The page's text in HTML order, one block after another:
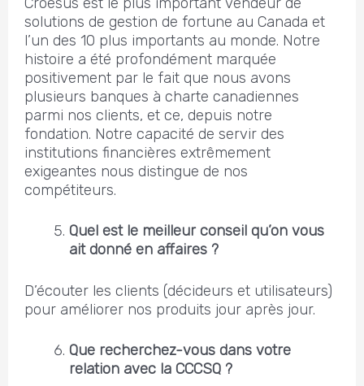
solutions de gestion de fortune au Canada et
l’un des 10 plus importants au monde. Notre
histoire a été profondément marquée
positivement par le fait que nous avons
plusieurs banques à charte canadiennes
parmi nos clients, et ce, depuis notre
fondation. Notre capacité de servir des
institutions financières extrêmement
exigeantes nous distingue de nos
compétiteurs.
Quel est le meilleur conseil qu’on vous
ait donné en affaires ?
D’écouter les clients (décideurs et utilisateurs)
pour améliorer nos produits jour après jour.
Que recherchez-vous dans votre
relation avec la CCCSQ ?